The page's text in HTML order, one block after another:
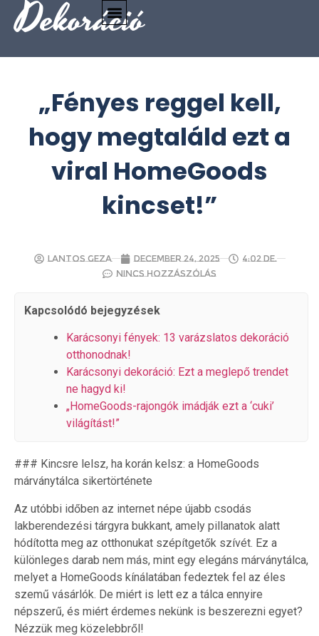
Dekoráció
„Fényes reggel kell,
hogy megtaláld ezt a
viral HomeGoods
kincset!”
Lantos Geza december 24, 2025
4:02 de.
Nincs hozzászólás
Kapcsolódó bejegyzések
Karácsonyi fények: 13 varázslatos dekoráció
otthonodnak!
Karácsonyi dekoráció: Ezt a meglepő trendet
ne hagyd ki!
„HomeGoods-rajongók imádják ezt a ‘cuki’
világítást!”
### Kincsre lelsz, ha korán kelsz: a HomeGoods
márványtálca sikertörténete
Az utóbbi időben az internet népe újabb csodás
lakberendezési tárgyra bukkant, amely pillanatok alatt
hódította meg az otthonukat szépítgetők szívét. Ez a
különleges darab nem más, mint egy elegáns márványtálca,
melyet a HomeGoods kínálatában fedeztek fel az éles
szemű vásárlók. De miért is lett ez a tálca ennyire
népszerű, és miért érdemes nekünk is beszerezni egyet?
Nézzük meg közelebbről!